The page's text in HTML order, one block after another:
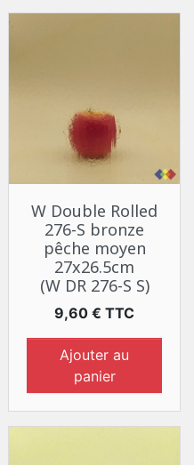
W Double Rolled
276-S bronze
pêche moyen
27x26.5cm
(W DR 276-S S)
Prix
9,60 € TTC
Ajouter au
panier